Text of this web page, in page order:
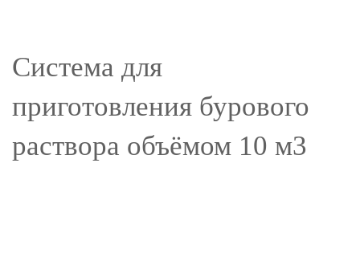
Система для
приготовления бурового
раствора объёмом 10 м3